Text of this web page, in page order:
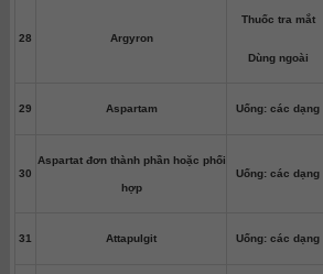
28 Argyron
Thuốc tra mắt
Dùng ngoài
29 Aspartam Uống: các dạng
30
Aspartat đơn thành phần hoặc phối
hợp
Uống: các dạng
31 Attapulgit Uống: các dạng